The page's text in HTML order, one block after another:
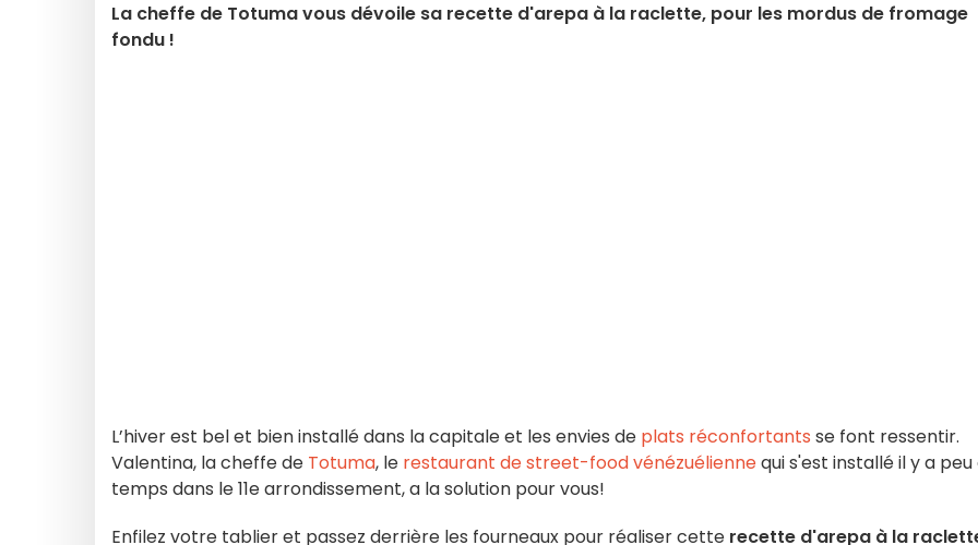
La cheffe de Totuma vous dévoile sa recette d'arepa à la raclette, pour les mordus de fromage
fondu !
L’hiver est bel et bien installé dans la capitale et les envies de plats réconfortants se font ressentir.
Valentina, la cheffe de Totuma, le restaurant de street-food vénézuéliennequi s'est installé il y a peu
temps dans le 11e arrondissement, a la solution pour vous!
Enfilez votre tablier et passez derrière les fourneaux pour réaliser cette recette d'arepa à la